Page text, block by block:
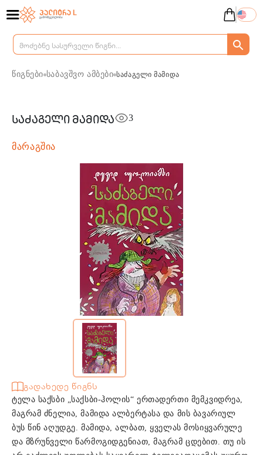
წიგნები საბავშვო ამბები საძაგელი მამიდა
საძაგელი მამიდა 3
მარაგშია
ტელა საქსბი „საქსბი-ჰოლის“ ერთადერთი მემკვიდრეა,
მაგრამ ძნელია, მამიდა ალბერტასა და მის ბავარიულ
ბუს წინ აღუდგე. მამიდა, ალბათ, ყველას მოსიყვარულე
და მზრუნველი წარმოგიდგენიათ, მაგრამ ცდებით. თუ ის
გადახედე წიგნს